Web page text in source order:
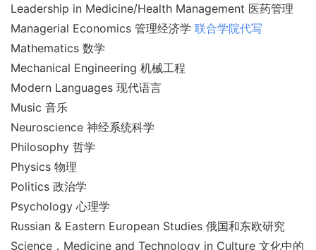
Leadership in Medicine/Health Management 医药管理
Managerial Economics 管理经济学 联合学院代写
Mathematics 数学
Mechanical Engineering 机械工程
Modern Languages 现代语言
Music 音乐
Neuroscience 神经系统科学
Philosophy 哲学
Physics 物理
Politics 政治学
Psychology 心理学
Russian & Eastern European Studies 俄国和东欧研究
Science，Medicine and Technology in Culture 文化中的